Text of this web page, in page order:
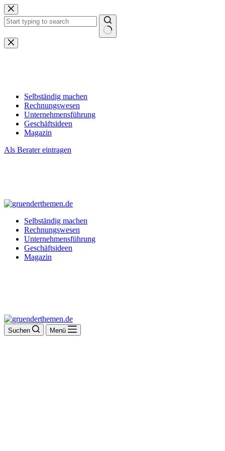
Zum
Inhalt
springen
Keine
Ergebnisse
Selbständig machen
Rechnungswesen
Unternehmensführung
Geschäftsideen
Magazin
Als Berater eintragen
Selbständig machen
Rechnungswesen
Unternehmensführung
Geschäftsideen
Magazin
Suchen Menü